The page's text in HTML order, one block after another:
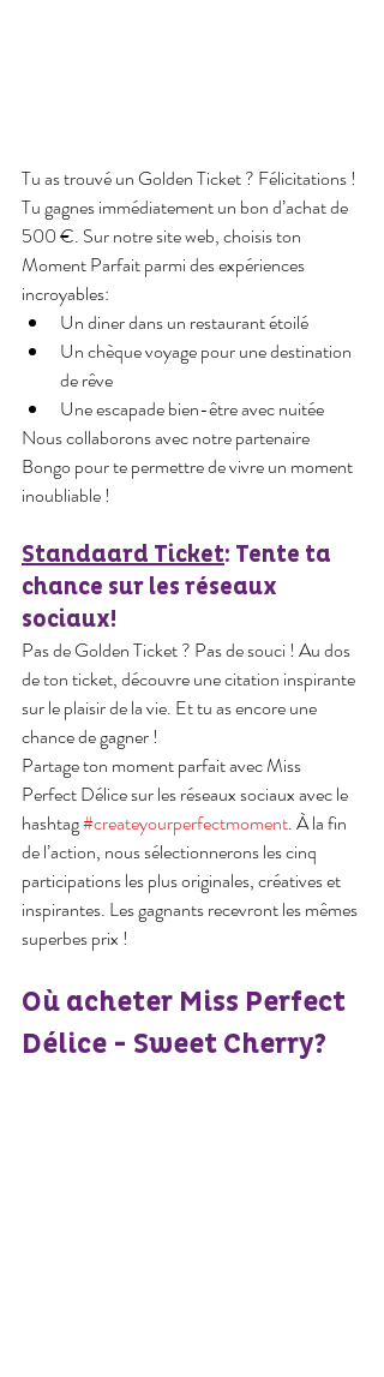
Tu as trouvé un Golden Ticket ? Félicitations !
Tu gagnes immédiatement un bon d’achat de
500 €. Sur notre site web, choisis ton
Moment Parfait parmi des expériences
incroyables:
Un diner dans un restaurant étoilé
Un chèque voyage pour une destination
de rêve
Une escapade bien-être avec nuitée
Nous collaborons avec notre partenaire
Bongo pour te permettre de vivre un moment
inoubliable !
Standaard Ticket: Tente ta
chance sur les réseaux
sociaux!
Pas de Golden Ticket ? Pas de souci ! Au dos
de ton ticket, découvre une citation inspirante
sur le plaisir de la vie. Et tu as encore une
chance de gagner !
Partage ton moment parfait avec Miss
Perfect Délice sur les réseaux sociaux avec le
hashtag #createyourperfectmoment. À la fin
de l’action, nous sélectionnerons les cinq
participations les plus originales, créatives et
inspirantes. Les gagnants recevront les mêmes
superbes prix !
Où acheter Miss Perfect
Délice - Sweet Cherry?